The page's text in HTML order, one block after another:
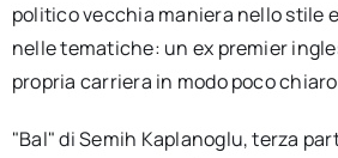
politico vecchia maniera nello stile
nelle tematiche: un ex premier
propria carriera in modo poco
"Bal" di Semih Kaplanoglu, terza